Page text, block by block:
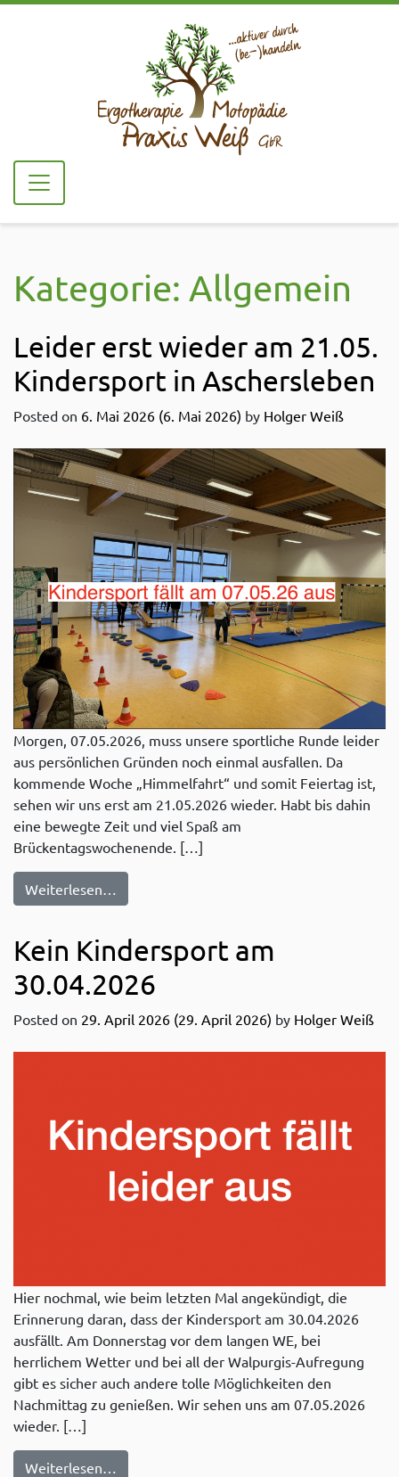
Kategorie: Allgemein
Leider erst wieder am 21.05.
Kindersport in Aschersleben
Posted on 6. Mai 2026 (6. Mai 2026) by Holger Weiß
Morgen, 07.05.2026, muss unsere sportliche Runde leider
aus persönlichen Gründen noch einmal ausfallen. Da
kommende Woche „Himmelfahrt“ und somit Feiertag ist,
sehen wir uns erst am 21.05.2026 wieder. Habt bis dahin
eine bewegte Zeit und viel Spaß am
Brückentagswochenende. […]
Weiterlesen…
Kein Kindersport am
30.04.2026
Posted on 29. April 2026 (29. April 2026) by Holger Weiß
Hier nochmal, wie beim letzten Mal angekündigt, die
Erinnerung daran, dass der Kindersport am 30.04.2026
ausfällt. Am Donnerstag vor dem langen WE, bei
herrlichem Wetter und bei all der Walpurgis-Aufregung
gibt es sicher auch andere tolle Möglichkeiten den
Nachmittag zu genießen. Wir sehen uns am 07.05.2026
wieder. […]
Weiterlesen…